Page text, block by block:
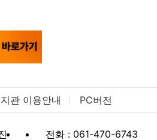
관 이용안내 PC버전
전화 : 061-470-6743